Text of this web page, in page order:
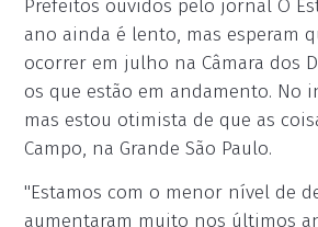
Prefeitos ouvidos pelo jornal O
ano ainda é lento, mas esperam
ocorrer em julho na Câmara dos
os que estão em andamento. No
mas estou otimista de que as
Campo, na Grande São Paulo.
"Estamos com o menor nível de
aumentaram muito nos últimos